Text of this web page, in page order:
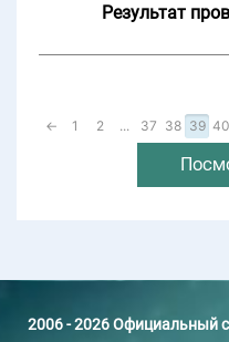
Результат
← 1 2 ... 37 38 39 40
2006 - 2026 Официальный